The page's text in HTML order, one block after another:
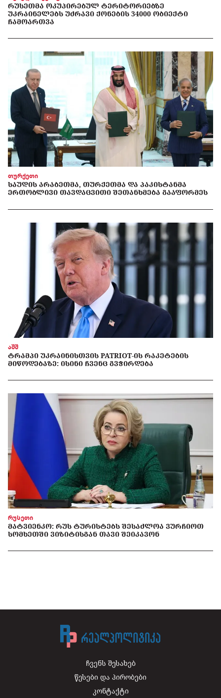
ᲠᲣᲡᲔᲗᲛᲐ ᲝᲙᲣᲞᲘᲠᲔᲑᲣᲚ ᲢᲔᲠᲘᲢᲝᲠᲘᲔᲑᲖᲔ
ᲣᲙᲠᲐᲘᲜᲔᲚᲔᲑᲡ ᲣᲫᲠᲐᲕᲘ ᲥᲝᲜᲔᲑᲘᲡ 34000 ᲝᲑᲘᲔᲥᲢᲘ
ᲩᲐᲛᲝᲐᲠᲗᲕᲐ
თურქეთი
ᲡᲐᲣᲓᲘᲡ ᲐᲠᲐᲑᲔᲗᲛᲐ, ᲗᲣᲠᲥᲔᲗᲛᲐ ᲓᲐ ᲞᲐᲙᲘᲡᲢᲐᲜᲛᲐ
ᲔᲠᲗᲝᲑᲚᲘᲕᲘ ᲗᲐᲕᲓᲐᲪᲕᲘᲗᲘ ᲨᲔᲗᲐᲜᲮᲛᲔᲑᲐ ᲒᲐᲐᲤᲝᲠᲛᲔᲡ
აშშ
ᲢᲠᲐᲛᲞᲘ ᲣᲙᲠᲐᲘᲜᲘᲡᲗᲕᲘᲡ PATRIOT-ᲘᲡ ᲠᲐᲙᲔᲢᲔᲑᲘᲡ
ᲛᲘᲬᲝᲓᲔᲑᲐᲖᲔ: ᲘᲡᲘᲜᲘ ᲩᲕᲔᲜᲪ ᲒᲕᲭᲘᲠᲓᲔᲑᲐ
რუსეთი
ᲛᲐᲢᲕᲘᲔᲜᲙᲝ: ᲠᲣᲡ ᲢᲣᲠᲘᲡᲢᲔᲑᲡ ᲨᲔᲡᲐᲫᲚᲝᲐ ᲕᲣᲠᲩᲘᲝᲗ
ᲡᲝᲛᲮᲔᲗᲨᲘ ᲕᲘᲖᲘᲢᲘᲡᲒᲐᲜ ᲗᲐᲕᲘ ᲨᲔᲘᲙᲐᲕᲝᲜ
ჩვენს შესახებ
წესები და პირობები
კონტაქტი